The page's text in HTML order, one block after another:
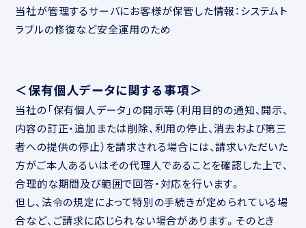
当社が管理するサーバにお客様が保管した情報：システムト
ラブルの修復など安全運用のため
＜保有個人データに関する事項＞
当社の「保有個人データ」の開示等（利用目的の通知、開示、
内容の訂正・追加または削除、利用の停止、消去および第三
者への提供の停止）を請求される場合には、請求いただいた
方がご本人あるいはその代理人であることを確認した上で、
合理的な期間及び範囲で回答・対応を行います。
但し、法令の規定によって特別の手続きが定められている場
合など、ご請求に応じられない場合があります。そのとき